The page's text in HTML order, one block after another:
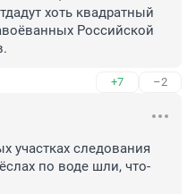
хоть квадратный
Российской
+7 –2
участках следования
по воде шли, что-